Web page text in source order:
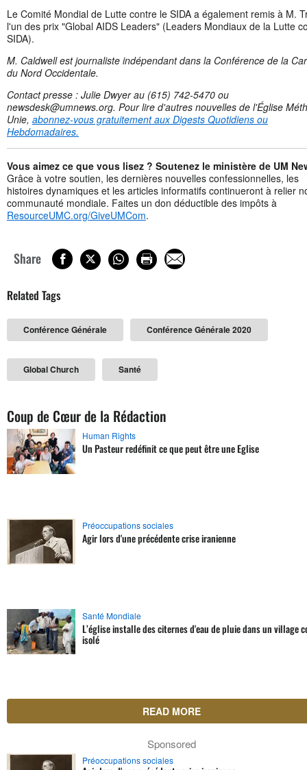
Le Comité Mondial de Lutte contre le SIDA a également remis à M.
l'un des prix "Global AIDS Leaders" (Leaders Mondiaux de la Lutte
SIDA).
M. Caldwell est journaliste indépendant dans la Conférence de la
du Nord Occidentale.
Contact presse : Julie Dwyer au (615) 742-5470 ou
newsdesk@umnews.org. Pour lire d'autres nouvelles de l'Église
Unie, abonnez-vous gratuitement aux Digests Quotidiens ou
Hebdomadaires.
Vous aimez ce que vous lisez ? Soutenez le ministère de UM
Grâce à votre soutien, les dernières nouvelles confessionnelles, les
histoires dynamiques et les articles informatifs continueront à relier
communauté mondiale. Faites un don déductible des impôts à
ResourceUMC.org/GiveUMCom.
Share
Related Tags
Conférence Générale Conférence Générale 2020
Global Church Santé
Coup de Cœur de la Rédaction
Human Rights
Un Pasteur redéfinit ce que peut être une Eglise
Préoccupations sociales
Agir lors d'une précédente crise iranienne
Santé Mondiale
L’église installe des citernes d'eau de pluie dans un village
isolé
READ MORE
Sponsored
Préoccupations sociales